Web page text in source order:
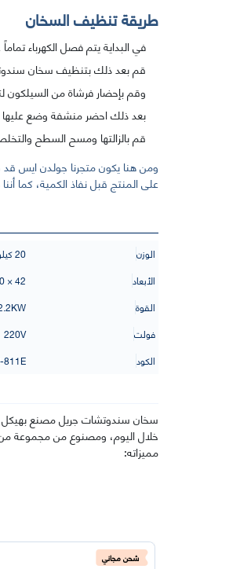
طريقة تنظيف السخان
في البداية يتم فصل الكهرباء
قم بعد ذلك بتنظيف سخان
وقم بإحضار فرشاة من
بعد ذلك احضر منشفة وضع عليها
قم بالزالتها ومسح السطح
ومن هنا يكون متجرنا جولدن ايس
على المنتج قبل نفاذ الكمية، كما
الوزن
20 كيلوجرام
الأبعاد
42 × 20 × 21 سنتيميتر
القوة
فولت
220V
الكود
811E
سخان سندوتشات جريل مصنع بهيكل
خلال اليوم، ومصنوع من مجموعة من
مميزاته:
شحن مجاني